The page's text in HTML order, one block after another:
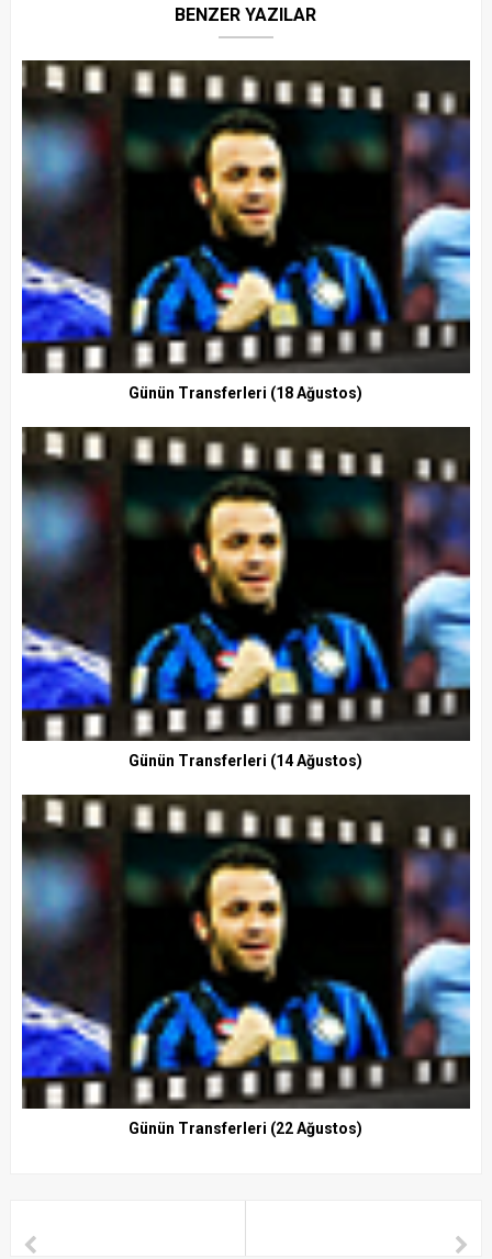
BENZER YAZILAR
Günün Transferleri (18 Ağustos)
Günün Transferleri (14 Ağustos)
Günün Transferleri (22 Ağustos)